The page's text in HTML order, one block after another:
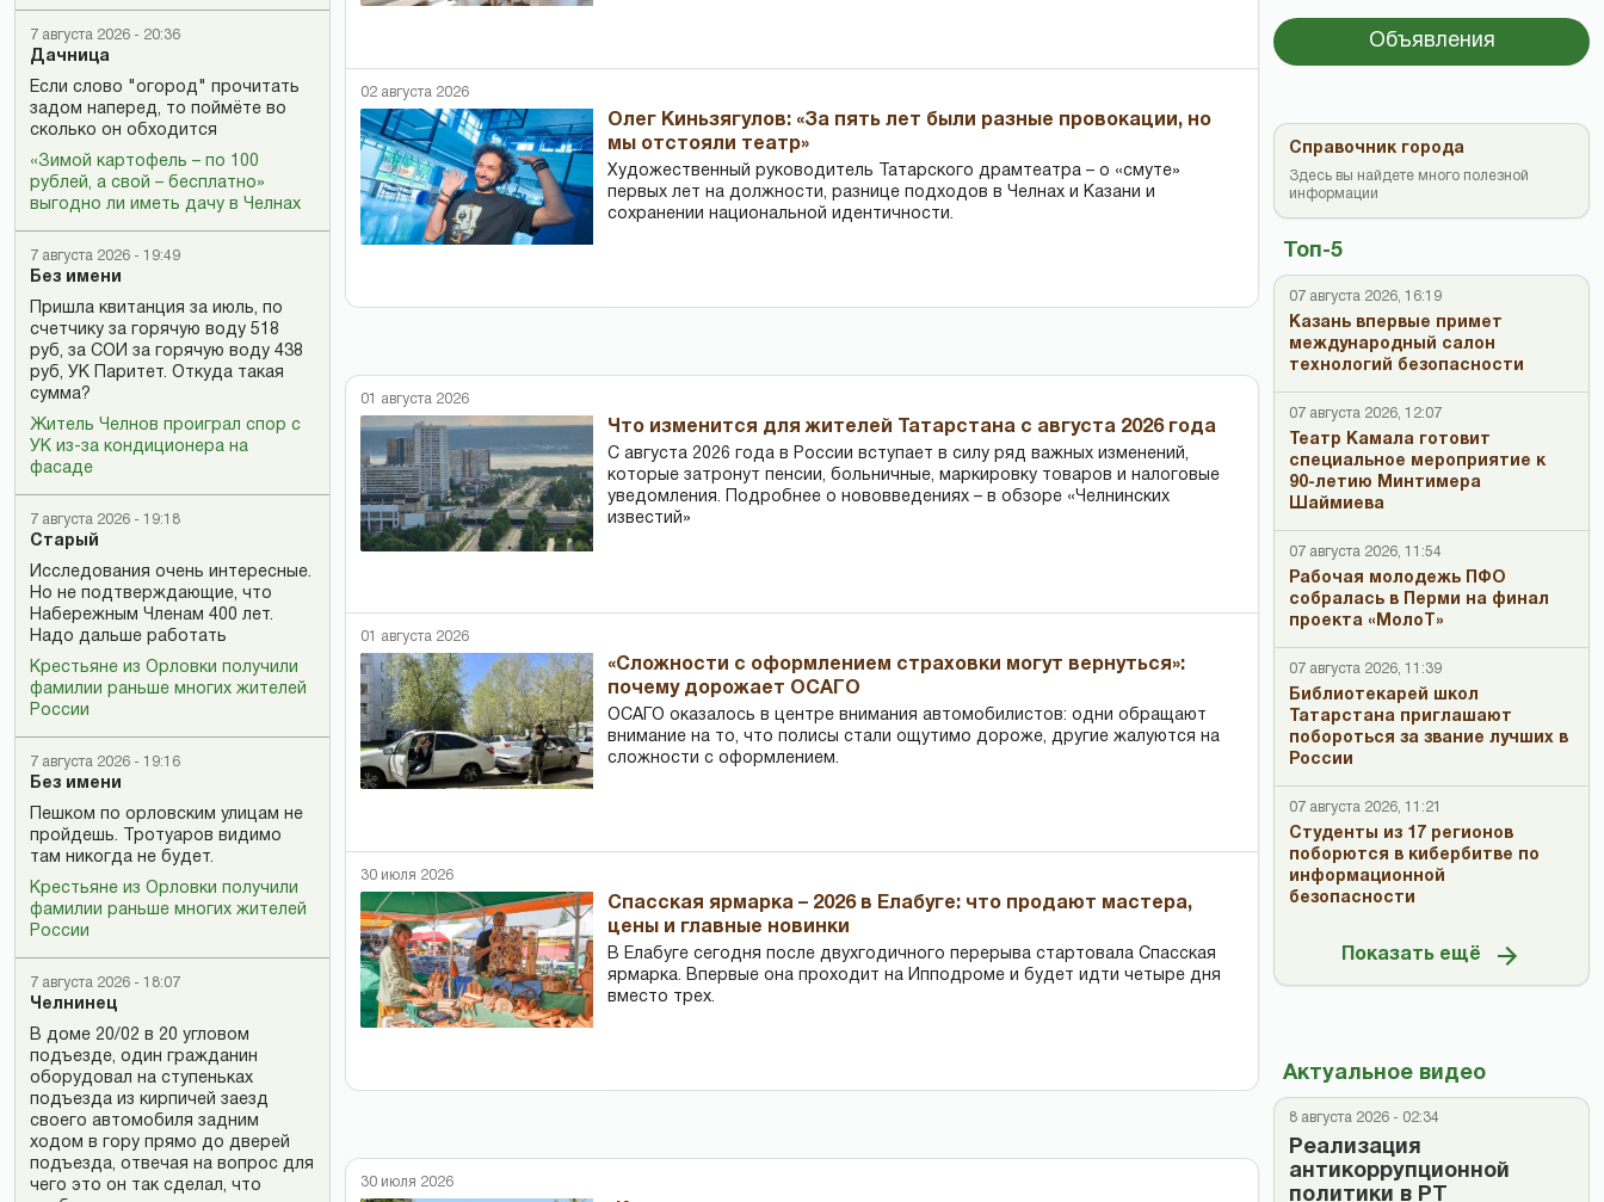
7 августа 2026 - 20:36
Дачница
Если слово "огород" прочитать
задом наперед, то поймёте во
сколько он обходится
«Зимой картофель – по 100
рублей, а свой – бесплатно»
выгодно ли иметь дачу в Челнах
7 августа 2026 - 19:49
Без имени
Пришла квитанция за июль, по
счетчику за горячую воду 518
руб, за СОИ за горячую воду 438
руб, УК Паритет. Откуда такая
сумма?
Житель Челнов проиграл спор с
УК из-за кондиционера на
фасаде
7 августа 2026 - 19:18
Старый
Исследования очень интересные.
Но не подтверждающие, что
Набережным Членам 400 лет.
Надо дальше работать
Крестьяне из Орловки получили
фамилии раньше многих жителей
России
7 августа 2026 - 19:16
Без имени
Пешком по орловским улицам не
пройдешь. Тротуаров видимо
там никогда не будет.
Крестьяне из Орловки получили
фамилии раньше многих жителей
России
7 августа 2026 - 18:07
Челнинец
В доме 20/02 в 20 угловом
подъезде, один гражданин
оборудовал на ступеньках
подъезда из кирпичей заезд
своего автомобиля задним
ходом в гору прямо до дверей
подъезда, отвечая на вопрос для
чего это он так сделал, что
02 августа 2026
Олег Киньзягулов: «За пять лет были разные провокации, но
мы отстояли театр»
Художественный руководитель Татарского драмтеатра – о «смуте»
первых лет на должности, разнице подходов в Челнах и Казани и
сохранении национальной идентичности.
01 августа 2026
Что изменится для жителей Татарстана с августа 2026 года
С августа 2026 года в России вступает в силу ряд важных изменений,
которые затронут пенсии, больничные, маркировку товаров и налоговые
уведомления. Подробнее о нововведениях – в обзоре «Челнинских
известий»
01 августа 2026
«Сложности с оформлением страховки могут вернуться»:
почему дорожает ОСАГО
ОСАГО оказалось в центре внимания автомобилистов: одни обращают
внимание на то, что полисы стали ощутимо дороже, другие жалуются на
сложности с оформлением.
30 июля 2026
Спасская ярмарка – 2026 в Елабуге: что продают мастера,
цены и главные новинки
В Елабуге сегодня после двухгодичного перерыва стартовала Спасская
ярмарка. Впервые она проходит на Ипподроме и будет идти четыре дня
вместо трех.
30 июля 2026
Объявления
Топ-5
07 августа 2026, 16:19
Казань впервые примет
международный салон
технологий безопасности
07 августа 2026, 12:07
Театр Камала готовит
специальное мероприятие к
90-летию Минтимера
Шаймиева
07 августа 2026, 11:54
Рабочая молодежь ПФО
собралась в Перми на финал
проекта «МолоТ»
07 августа 2026, 11:39
Библиотекарей школ
Татарстана приглашают
побороться за звание лучших в
России
07 августа 2026, 11:21
Студенты из 17 регионов
поборются в кибербитве по
информационной
безопасности
Показать ещё
Актуальное видео
8 августа 2026 - 02:34
Реализация
антикоррупционной
политики в РТ
Справочник города
Здесь вы найдете много полезной
информации